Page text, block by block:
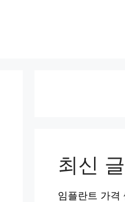
최신 글
임플란트 가격